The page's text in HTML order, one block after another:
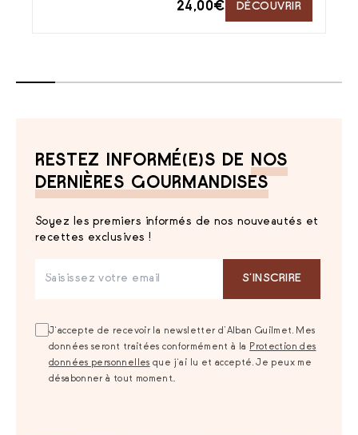
24,00€ DÉCOUVRIR
RESTEZ INFORMÉ(E)S DE NOS
DERNIÈRES GOURMANDISES
Soyez les premiers informés de nos nouveautés et
recettes exclusives !
S‘INSCRIRE
J‘accepte de recevoir la newsletter d’Alban Guilmet. Mes
données seront traitées conformément à la Protection des
données personnelles que j‘ai lu et accepté. Je peux me
désabonner à tout moment..